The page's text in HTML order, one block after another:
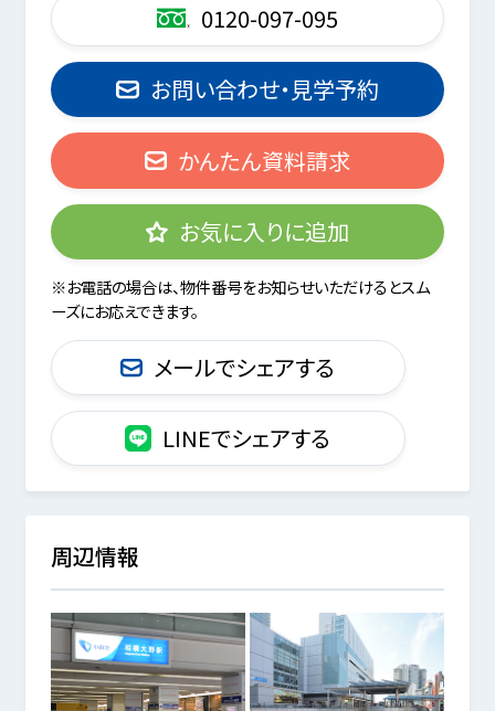
0120-097-095
お問い合わせ・見学予約
かんたん資料請求
お気に入りに追加
※お電話の場合は、物件番号をお知らせいただけるとスム
ーズにお応えできます。
メールでシェアする
LINEでシェアする
周辺情報